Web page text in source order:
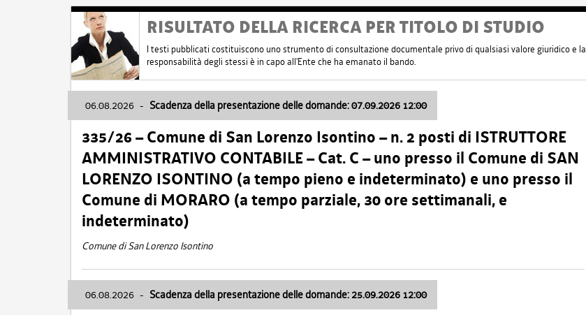
RISULTATO DELLA RICERCA PER TITOLO DI STUDIO
I testi pubblicati costituiscono uno strumento di consultazione documentale privo di qualsiasi valore giuridico e la
responsabilità degli stessi è in capo all'Ente che ha emanato il bando.
06.08.2026 - Scadenza della presentazione delle domande: 07.09.2026 12:00
335/26 – Comune di San Lorenzo Isontino – n. 2 posti di ISTRUTTORE
AMMINISTRATIVO CONTABILE – Cat. C – uno presso il Comune di SAN
LORENZO ISONTINO (a tempo pieno e indeterminato) e uno presso il
Comune di MORARO (a tempo parziale, 30 ore settimanali, e
indeterminato)
Comune di San Lorenzo Isontino
06.08.2026 - Scadenza della presentazione delle domande: 25.09.2026 12:00